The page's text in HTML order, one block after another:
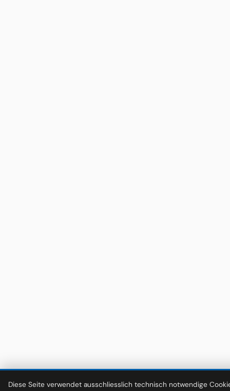
Diese Seite verwendet ausschliesslich technisch notwendige